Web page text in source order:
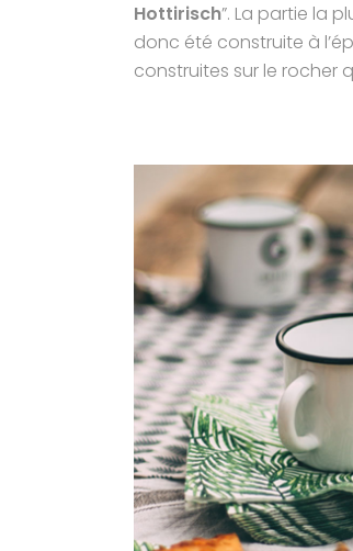
Hottirisch”. La partie la
donc été construite à
construites sur le rocher